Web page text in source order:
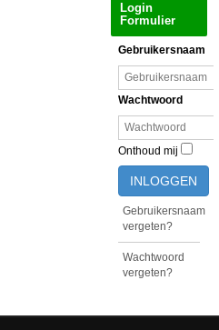
Login
Formulier
Gebruikersnaam
Wachtwoord
Onthoud mij
INLOGGEN
Gebruikersnaam
vergeten?
Wachtwoord
vergeten?